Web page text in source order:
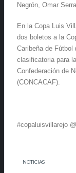
Negrón, Omar
En la Copa Luis
dos boletos a la
Caribeña de
clasificatoria para
Confederación de
(CONCACAF).
#copaluisvillarejo
NOTICIAS